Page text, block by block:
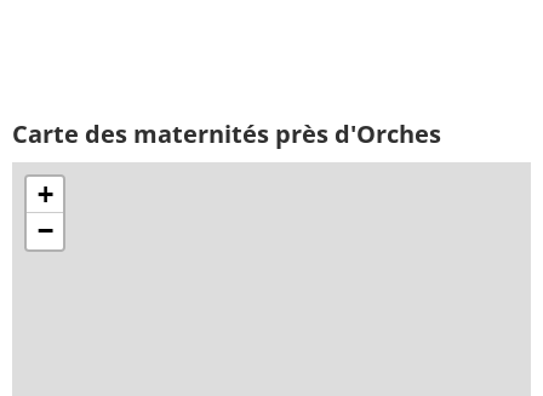
Carte des maternités près d'Orches
+
−